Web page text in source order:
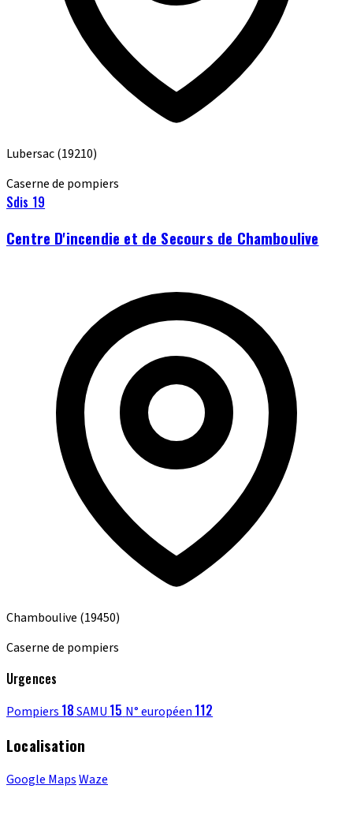
Lubersac(19210)
Caserne de pompiers
Sdis 19
Centre D'incendie et de Secours de Chamboulive
Chamboulive (19450)
Caserne de pompiers
Urgences
Pompiers 18SAMU 15 N° européen 112
Localisation
Google MapsWaze